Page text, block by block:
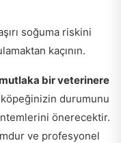
soğuma riskini
kaçının.
mutlaka bir veterinere
durumunu
önerecektir.
ve profesyonel